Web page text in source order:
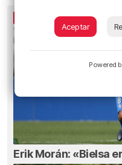
LO MÁS
Erik Morán: «Bielsa
Aceptar
Powered